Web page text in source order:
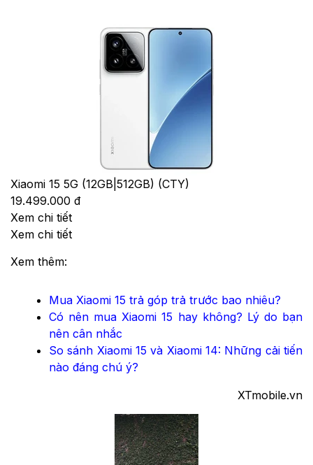
Xiaomi 15 5G (12GB|512GB) (CTY)
19.499.000 đ
Xem chi tiết
Xem chi tiết
Xem thêm:
Mua Xiaomi 15 trả góp trả trước bao nhiêu?
Có nên mua Xiaomi 15 hay không? Lý do bạn
nên cân nhắc
So sánh Xiaomi 15 và Xiaomi 14: Những cải tiến
nào đáng chú ý?
XTmobile.vn